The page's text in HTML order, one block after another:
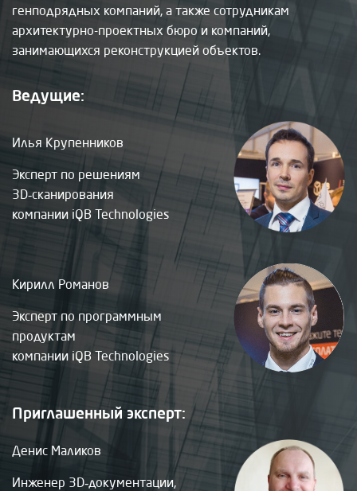
генподрядных компаний, а также сотрудникам
архитектурно-проектных бюро и компаний,
занимающихся реконструкцией объектов.
Ведущие:
Илья Крупенников
Эксперт по решениям
3D‑сканирования
компании iQB Technologies
Кирилл Романов
Эксперт по программным
продуктам
компании iQB Technologies
Приглашенный эксперт:
Денис Маликов
Инженер 3D‑документации,